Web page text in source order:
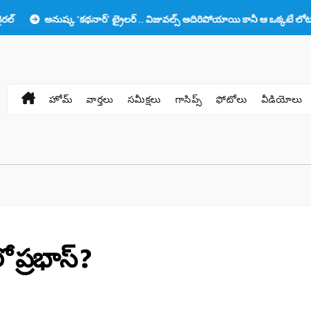
‘కథనార్’ ట్రైలర్ .. విజువల్స్ అదిరిపోయాయి కానీ ఆ ఒక్కటే లోటు!!
హోమ్ వార్తలు సమీక్షలు గాసిప్స్ ఫోటోలు వీడియోలు
?